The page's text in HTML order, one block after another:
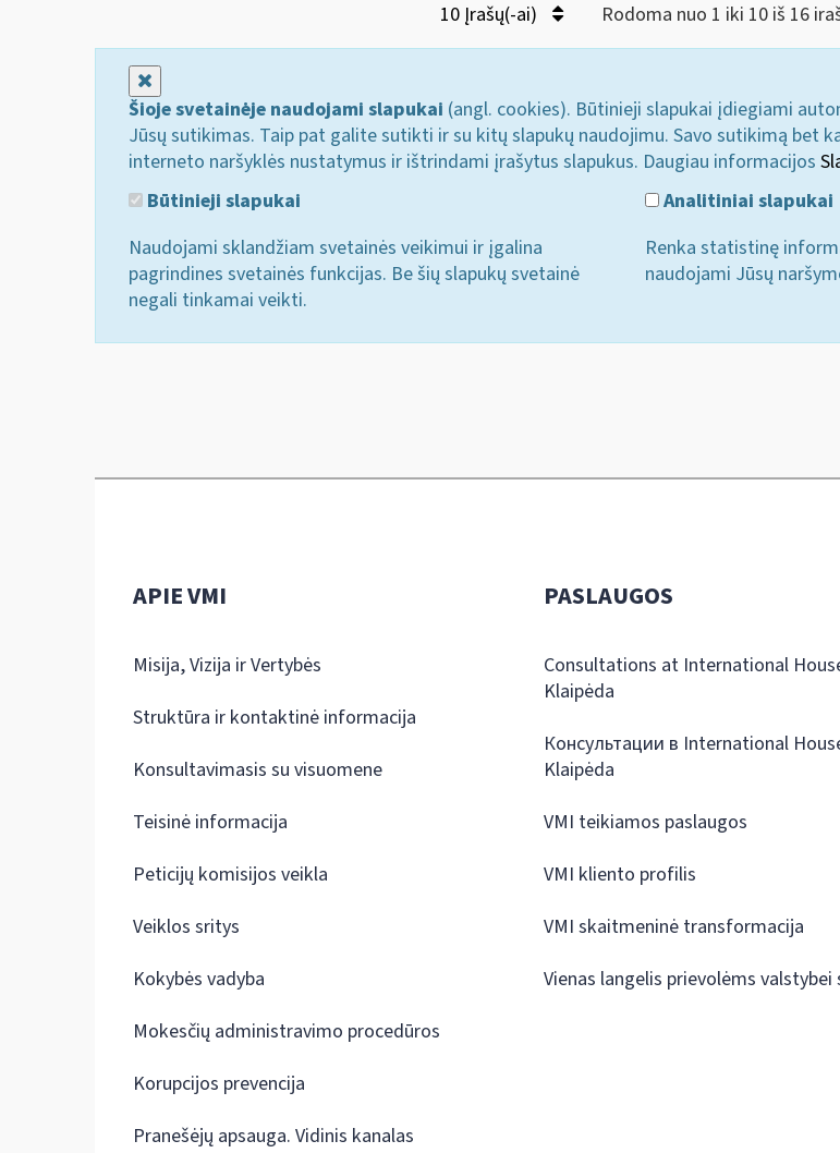
10 Įrašų(-ai) Rodoma nuo 1 iki 10 iš 16
Šioje svetainėje naudojami slapukai (angl. cookies). Būtinieji slapukai įdiegiami
Jūsų sutikimas. Taip pat galite sutikti ir su kitų slapukų naudojimu. Savo sutikimą bet
interneto naršyklės nustatymus ir ištrindami įrašytus slapukus. Daugiau informacijos
Būtinieji slapukai
Naudojami sklandžiam svetainės veikimui ir įgalina
pagrindines svetainės funkcijas. Be šių slapukų svetainė
negali tinkamai veikti.
Analitiniai slapukai
Renka statistinę
naudojami Jūsų
APIE VMI
Misija, Vizija ir Vertybės
Struktūra ir kontaktinė informacija
Konsultavimasis su visuomene
Teisinė informacija
Peticijų komisijos veikla
Veiklos sritys
Kokybės vadyba
Mokesčių administravimo procedūros
Korupcijos prevencija
Pranešėjų apsauga. Vidinis kanalas
PASLAUGOS
Consultations at International
Klaipėda
Консультации в International
Klaipėda
VMI teikiamos paslaugos
VMI kliento profilis
VMI skaitmeninė transformacija
Vienas langelis prievolėms